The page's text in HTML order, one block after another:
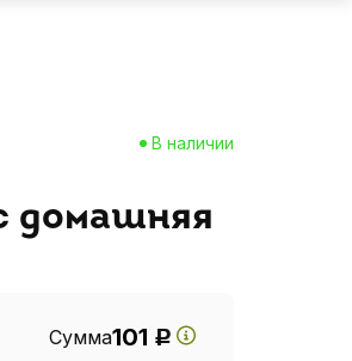
В наличии
домашняя
Сумма101 Р